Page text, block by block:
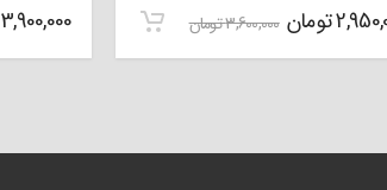
تومان 3,600,000تومان مشتری
3,900,000